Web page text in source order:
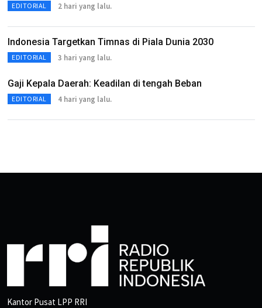
EDITORIAL 2 hari yang lalu.
Indonesia Targetkan Timnas di Piala Dunia 2030
EDITORIAL 3 hari yang lalu.
Gaji Kepala Daerah: Keadilan di tengah Beban
EDITORIAL 4 hari yang lalu.
Kantor Pusat LPP RRI